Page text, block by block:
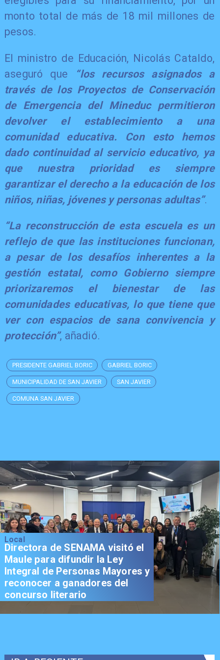
monto total de más de 18 mil millones de
pesos.
​El ministro de Educación, Nicolás Cataldo,
aseguró que
“los recursos asignados a
través de los Proyectos de Conservación
de Emergencia del Mineduc permitieron
devolver el establecimiento a una
comunidad educativa. Con esto hemos
dado continuidad al servicio educativo, ya
que nuestra prioridad es siempre
garantizar el derecho a la educación de los
niños, niñas, jóvenes y personas adultas”.
​“La reconstrucción de esta escuela es un
reflejo de que las instituciones funcionan,
a pesar de los desafíos inherentes a la
gestión estatal, como Gobierno siempre
priorizaremos el bienestar de las
comunidades educativas, lo que tiene que
ver con espacios de sana convivencia y
protección”, añadió.
PRESIDENTE GABRIEL BORIC GABRIEL BORIC
MUNICIPALIDAD DE SAN JAVIER SAN JAVIER
COMUNA SAN JAVIER
Local
Directora de SENAMA visitó el
Maule para difundir la Ley
Integral de Personas Mayores y
reconocer a ganadores del
concurso literario